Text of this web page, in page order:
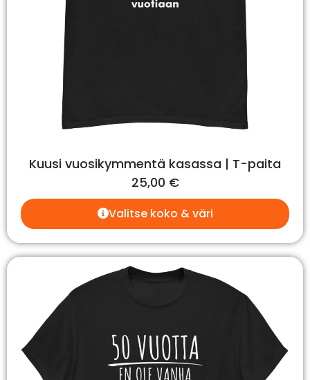
Kuusi vuosikymmentä kasassa | T-paita
25,00 €
Valitse koko & väri